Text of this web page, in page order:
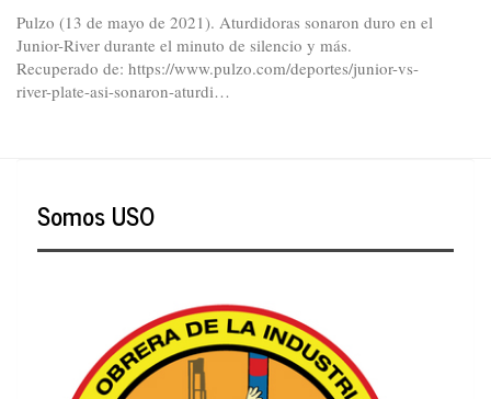
Pulzo (13 de mayo de 2021). Aturdidoras sonaron duro en el
Junior-River durante el minuto de silencio y más.
Recuperado de: https://www.pulzo.com/deportes/junior-vs-
river-plate-asi-sonaron-aturdi…
Somos USO